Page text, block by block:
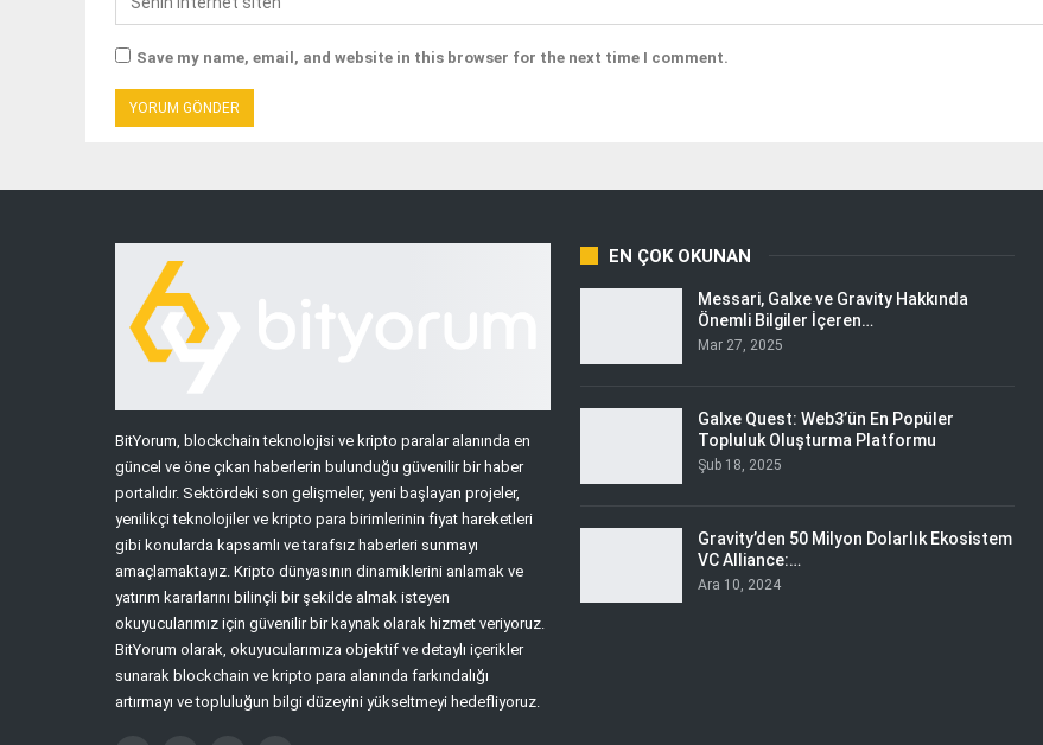
Save my name, email, and website in this browser for the next time I comment.
BitYorum, blockchain teknolojisi ve kripto paralar alanında en
güncel ve öne çıkan haberlerin bulunduğu güvenilir bir haber
portalıdır. Sektördeki son gelişmeler, yeni başlayan projeler,
yenilikçi teknolojiler ve kripto para birimlerinin fiyat hareketleri
gibi konularda kapsamlı ve tarafsız haberleri sunmayı
amaçlamaktayız. Kripto dünyasının dinamiklerini anlamak ve
yatırım kararlarını bilinçli bir şekilde almak isteyen
okuyucularımız için güvenilir bir kaynak olarak hizmet veriyoruz.
BitYorum olarak, okuyucularımıza objektif ve detaylı içerikler
sunarak blockchain ve kripto para alanında farkındalığı
artırmayı ve topluluğun bilgi düzeyini yükseltmeyi hedefliyoruz.
EN ÇOK OKUNAN
Messari, Galxe ve Gravity Hakkında
Önemli Bilgiler İçeren…
Mar 27, 2025
Galxe Quest: Web3’ün En Popüler
Topluluk Oluşturma Platformu
Şub 18, 2025
Gravity’den 50 Milyon Dolarlık Ekosistem
VC Alliance:…
Ara 10, 2024